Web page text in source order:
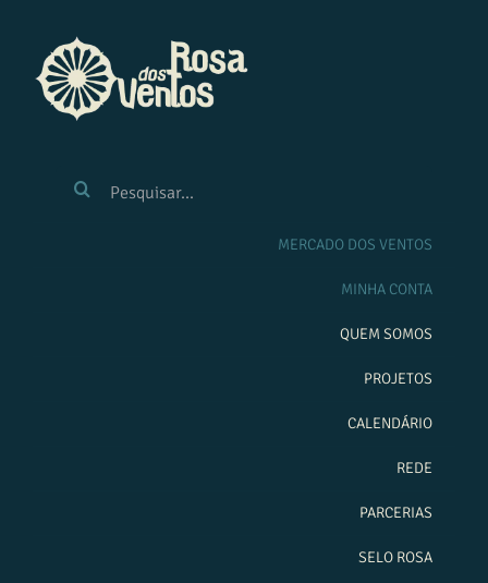
conteúdo
RESULTADOS
MERCADO DOS VENTOS
MINHA CONTA
QUEM SOMOS
PROJETOS
CALENDÁRIO
REDE
PARCERIAS
SELO ROSA